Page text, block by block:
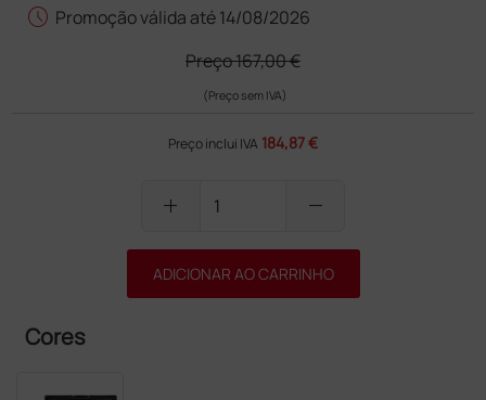
schedule Promoção válida até 14/08/2026
Preço167,00 €
(Preço sem IVA)
Preço inclui IVA 184,87 €
add remove
ADICIONAR AO CARRINHO
Cores